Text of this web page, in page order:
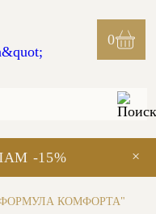
0
×
-15%
КОМФОРТА"